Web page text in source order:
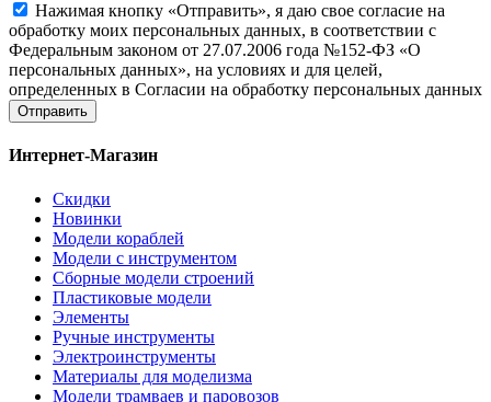
Нажимая кнопку «Отправить», я даю свое согласие на
обработку моих персональных данных, в соответствии с
Федеральным законом от 27.07.2006 года №152-ФЗ «О
персональных данных», на условиях и для целей,
определенных в Согласии на обработку персональных данных
Отправить
Интернет-Магазин
Скидки
Новинки
Модели кораблей
Модели с инструментом
Сборные модели строений
Пластиковые модели
Элементы
Ручные инструменты
Электроинструменты
Материалы для моделизма
Модели трамваев и паровозов